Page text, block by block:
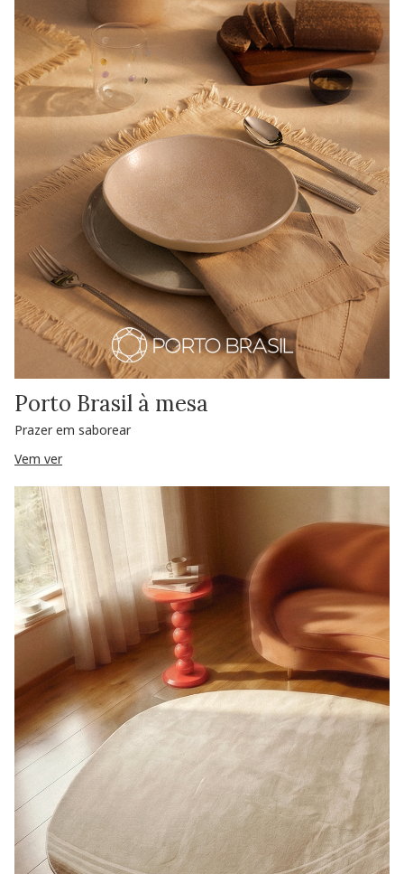
Porto Brasil à mesa
Prazer em saborear
Vem ver